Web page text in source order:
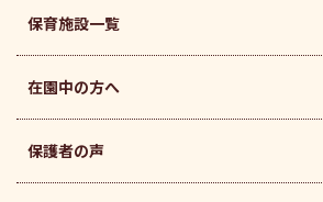
保育施設一覧
在園中の方へ
保護者の声